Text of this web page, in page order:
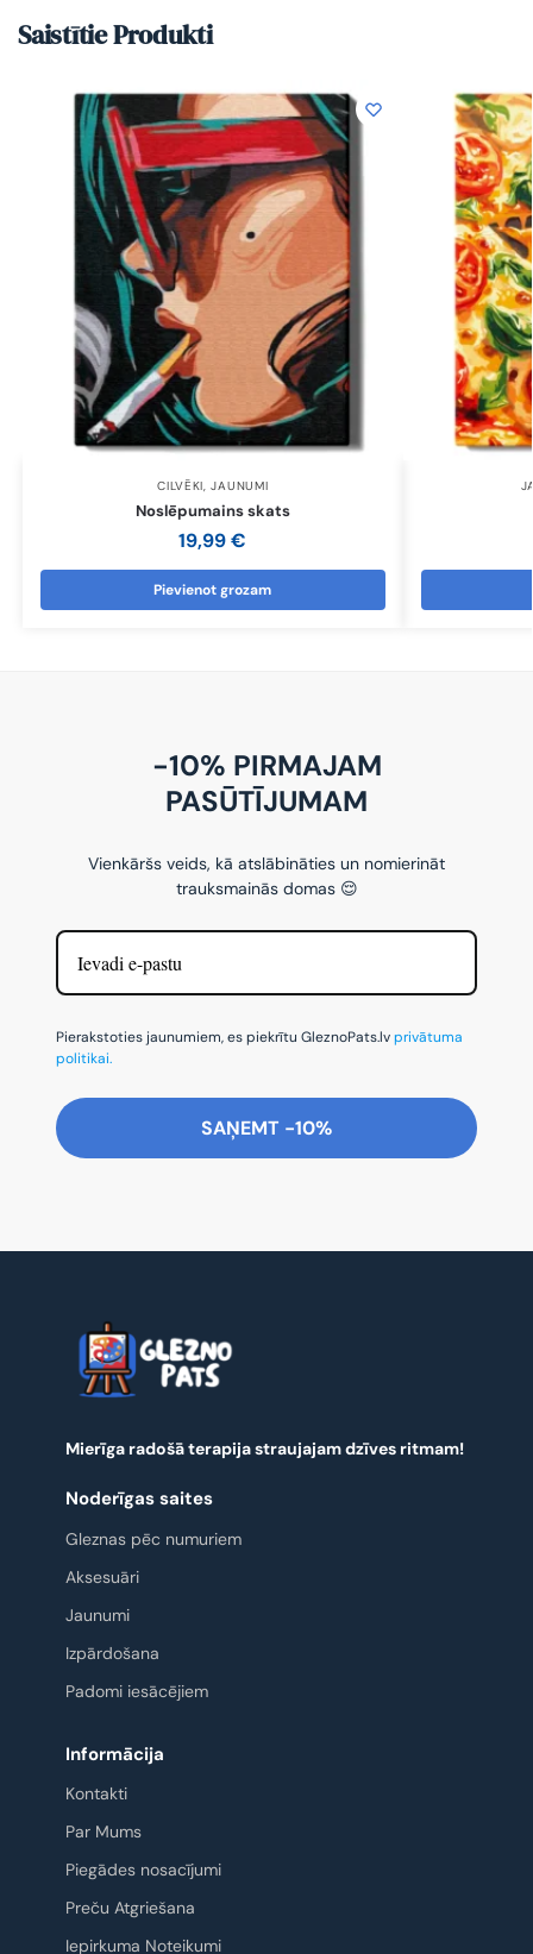
Saistītie Produkti
CILVĒKI,JAUNUMI
Noslēpumains skats
19,99€
Pievienot grozam
-10% PIRMAJAM
PASŪTĪJUMAM
Vienkāršs veids, kā atslābināties un nomierināt
trauksmainās domas 😌
Pierakstoties jaunumiem, es piekrītu GleznoPats.lvprivātuma
politikai.
SAŅEMT -10%
Mierīga radošā terapija straujajam dzīves ritmam!
Noderīgas saites
Gleznas pēc numuriem
Aksesuāri
Jaunumi
Izpārdošana
Padomi iesācējiem
Informācija
Kontakti
Par Mums
Piegādes nosacījumi
Preču Atgriešana
Iepirkuma Noteikumi